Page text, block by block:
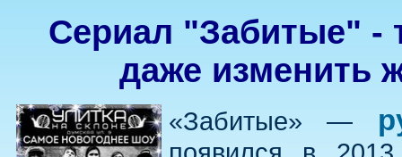
Сериал "Забитые" -
даже изменить
«Забитые» —